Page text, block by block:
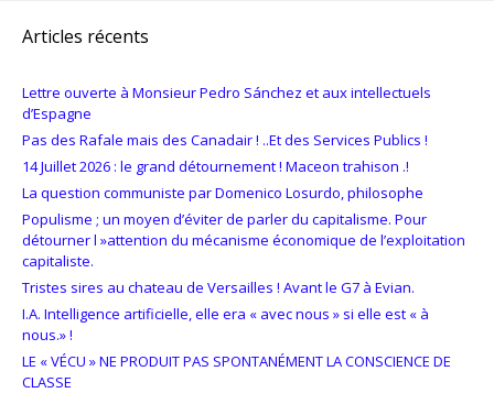
Articles récents
Lettre ouverte à Monsieur Pedro Sánchez et aux intellectuels
d’Espagne
Pas des Rafale mais des Canadair ! ..Et des Services Publics !
14 Juillet 2026 : le grand détournement ! Maceon trahison .!
La question communiste par Domenico Losurdo, philosophe
Populisme ; un moyen d’éviter de parler du capitalisme. Pour
détourner l »attention du mécanisme économique de l’exploitation
capitaliste.
Tristes sires au chateau de Versailles ! Avant le G7 à Evian.
I.A. Intelligence artificielle, elle era « avec nous » si elle est « à
nous.» !
LE « VÉCU » NE PRODUIT PAS SPONTANÉMENT LA CONSCIENCE DE
CLASSE